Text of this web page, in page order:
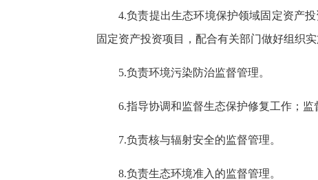
4.负责提出生态环境保护领域固定资产
固定资产投资项目，配合有关部门做好组织
5.负责环境污染防治监督管理。
6.指导协调和监督生态保护修复工作；
7.负责核与辐射安全的监督管理。
8.负责生态环境准入的监督管理。